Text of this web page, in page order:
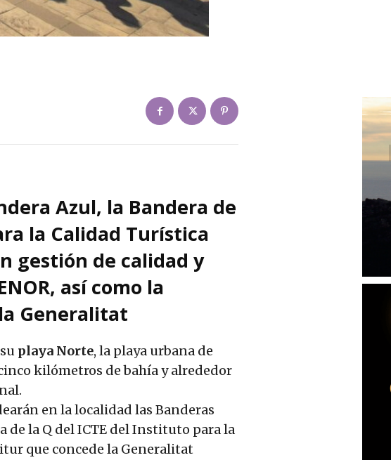
Azul, la Bandera de
la Calidad Turística
gestión de calidad y
así como la
Generalitat
playa Norte, la playa urbana de
kilómetros de bahía y alrededor
en la localidad las Banderas
de la Q del ICTE del Instituto para la
que concede la Generalitat